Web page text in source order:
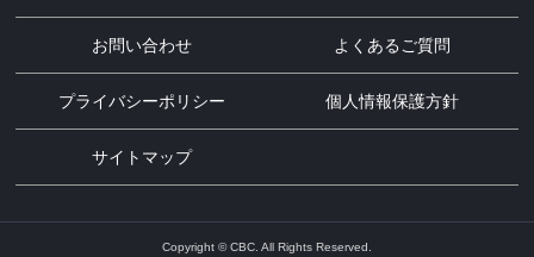
お問い合わせ よくあるご質問
プライバシーポリシー 個人情報保護方針
サイトマップ
Copyright © CBC. All Rights Reserved.